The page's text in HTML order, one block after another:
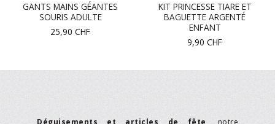
GANTS MAINS GÉANTES
SOURIS ADULTE
25,90 CHF
KIT PRINCESSE TIARE ET
BAGUETTE ARGENTÉ
ENFANT
9,90 CHF
Déguisements et articles de fête , notre